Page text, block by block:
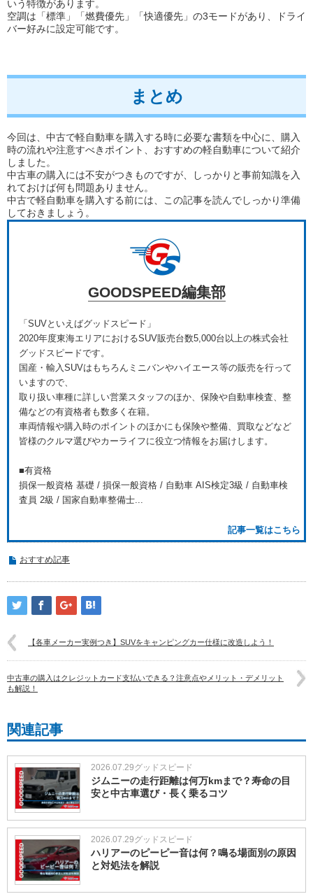
いう特徴があります。
空調は「標準」「燃費優先」「快適優先」の3モードがあり、ドライ
バー好みに設定可能です。
まとめ
今回は、中古で軽自動車を購入する時に必要な書類を中心に、購入
時の流れや注意すべきポイント、おすすめの軽自動車について紹介
しました。
中古車の購入には不安がつきものですが、しっかりと事前知識を入
れておけば何も問題ありません。
中古で軽自動車を購入する前には、この記事を読んでしっかり準備
しておきましょう。
GOODSPEED編集部
「SUVといえばグッドスピード」
2020年度東海エリアにおけるSUV販売台数5,000台以上の株式会社
グッドスピードです。
国産・輸入SUVはもちろんミニバンやハイエース等の販売を行って
いますので、
取り扱い車種に詳しい営業スタッフのほか、保険や自動車検査、整
備などの有資格者も数多く在籍。
車両情報や購入時のポイントのほかにも保険や整備、買取などなど
皆様のクルマ選びやカーライフに役立つ情報をお届けします。
■有資格
損保一般資格 基礎 / 損保一般資格 / 自動車 AIS検定3級 / 自動車検
査員 2級 / 国家自動車整備士...
記事一覧はこちら
おすすめ記事
【各車メーカー実例つき】SUVをキャンピングカー仕様に改造しよう！
中古車の購入はクレジットカード支払いできる？注意点やメリット・デメリット
も解説！
関連記事
2026.07.29グッドスピード
ジムニーの走行距離は何万kmまで？寿命の目
安と中古車選び・長く乗るコツ
2026.07.29グッドスピード
ハリアーのピーピー音は何？鳴る場面別の原因
と対処法を解説